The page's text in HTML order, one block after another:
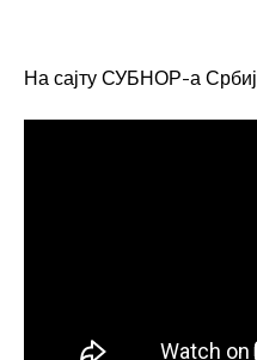
На сајту СУБНОР-а